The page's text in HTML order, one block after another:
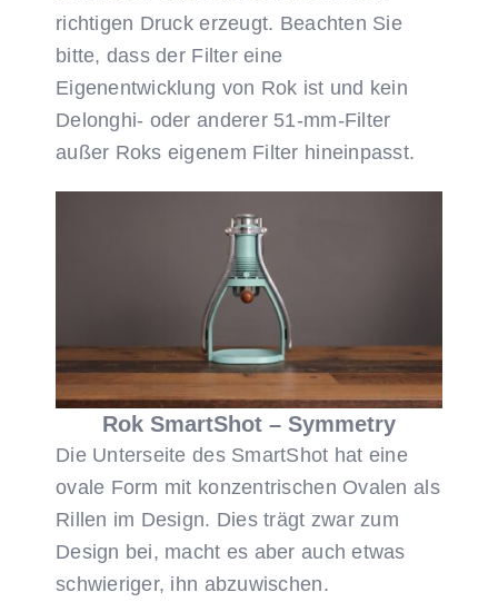
richtigen Druck erzeugt. Beachten Sie
bitte, dass der Filter eine
Eigenentwicklung von Rok ist und kein
Delonghi- oder anderer 51-mm-Filter
außer Roks eigenem Filter hineinpasst.
Rok SmartShot – Symmetry
Die Unterseite des SmartShot hat eine
ovale Form mit konzentrischen Ovalen als
Rillen im Design. Dies trägt zwar zum
Design bei, macht es aber auch etwas
schwieriger, ihn abzuwischen.